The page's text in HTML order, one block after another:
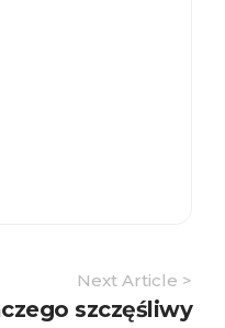
Next Article >
szczęśliwy